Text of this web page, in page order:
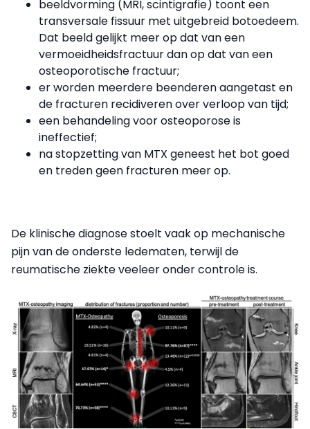
beeldvorming (MRI, scintigrafie) toont een
transversale fissuur met uitgebreid botoedeem.
Dat beeld gelijkt meer op dat van een
vermoeidheidsfractuur dan op dat van een
osteoporotische fractuur;
er worden meerdere beenderen aangetast en
de fracturen recidiveren over verloop van tijd;
een behandeling voor osteoporose is
ineffectief;
na stopzetting van MTX geneest het bot goed
en treden geen fracturen meer op.
De klinische diagnose stoelt vaak op mechanische
pijn van de onderste ledematen, terwijl de
reumatische ziekte veeleer onder controle is.